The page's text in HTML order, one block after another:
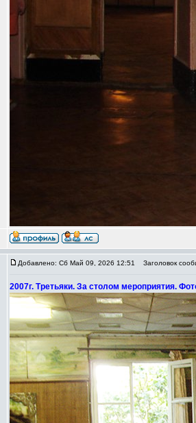
Добавлено: Сб Май 09, 2026 12:51 Заголовок
2007г. Третьяки. За столом мероприятия.